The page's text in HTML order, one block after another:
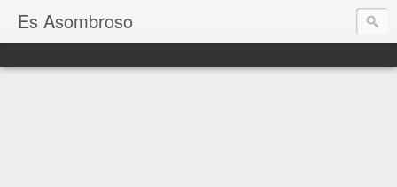
Es Asombroso